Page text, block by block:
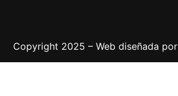
Copyright 2025 – Web diseñada por